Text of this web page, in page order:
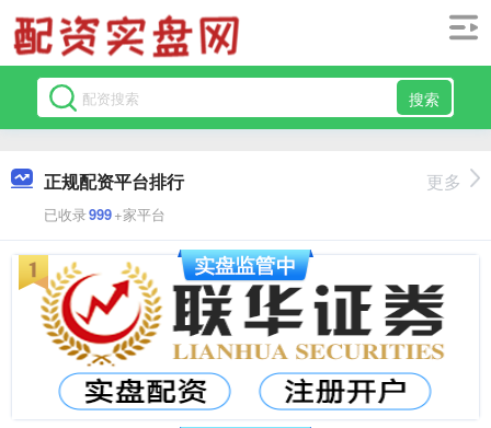
搜索
正规配资平台排行
已收录999+家平台
更多